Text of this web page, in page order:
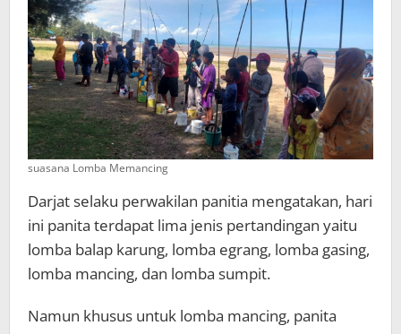
suasana Lomba Memancing
Darjat selaku perwakilan panitia mengatakan, hari
ini panita terdapat lima jenis pertandingan yaitu
lomba balap karung, lomba egrang, lomba gasing,
lomba mancing, dan lomba sumpit.
Namun khusus untuk lomba mancing, panita